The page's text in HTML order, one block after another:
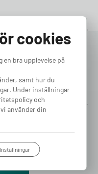
redan
liten, är viktig och därför
och professionell
finns till hands
frågor till praktiska
dig!
cookies
en bra upplevelse på
samt hur du
Under inställningar
och
använder din
Inställningar